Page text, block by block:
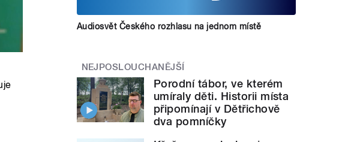
Audiosvět Českého rozhlasu na jednom místě
NEJPOSLOUCHANĚJŠÍ
Porodní tábor, ve kterém
umíraly děti. Historii místa
připomínají v Dětřichově
dva pomníčky